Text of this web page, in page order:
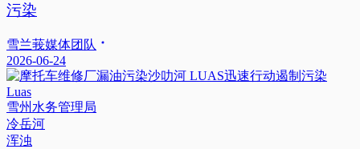
污染
雪兰莪媒体团队
2026-06-24
Luas
雪州水务管理局
冷岳河
浑浊